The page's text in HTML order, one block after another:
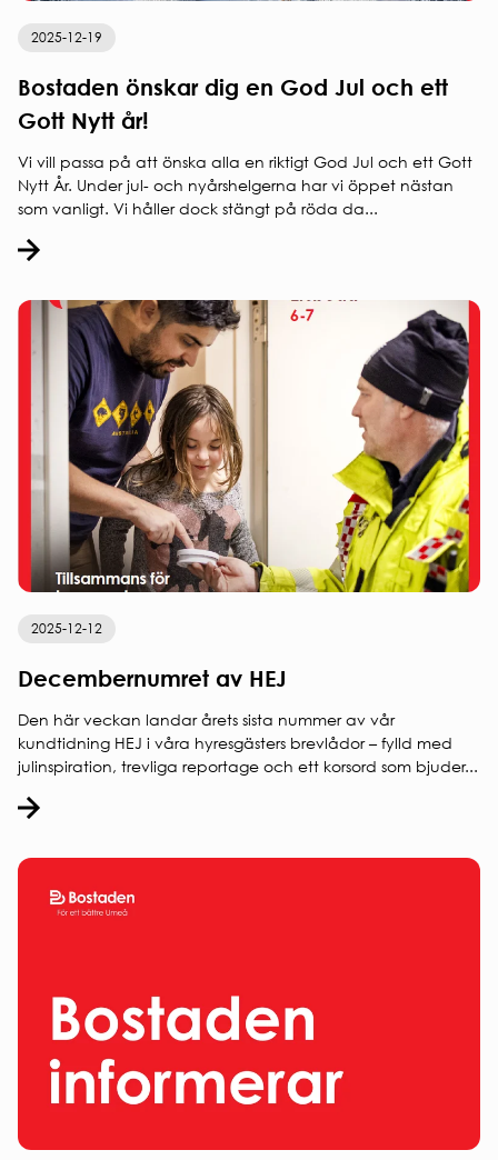
2025-12-19
Bostaden önskar dig en God Jul och ett
Gott Nytt år!
Vi vill passa på att önska alla en riktigt God Jul och ett Gott
Nytt År. Under jul- och nyårshelgerna har vi öppet nästan
som vanligt. Vi håller dock stängt på röda da...
2025-12-12
Decembernumret av HEJ
Den här veckan landar årets sista nummer av vår
kundtidning HEJ i våra hyresgästers brevlådor – fylld med
julinspiration, trevliga reportage och ett korsord som bjuder...